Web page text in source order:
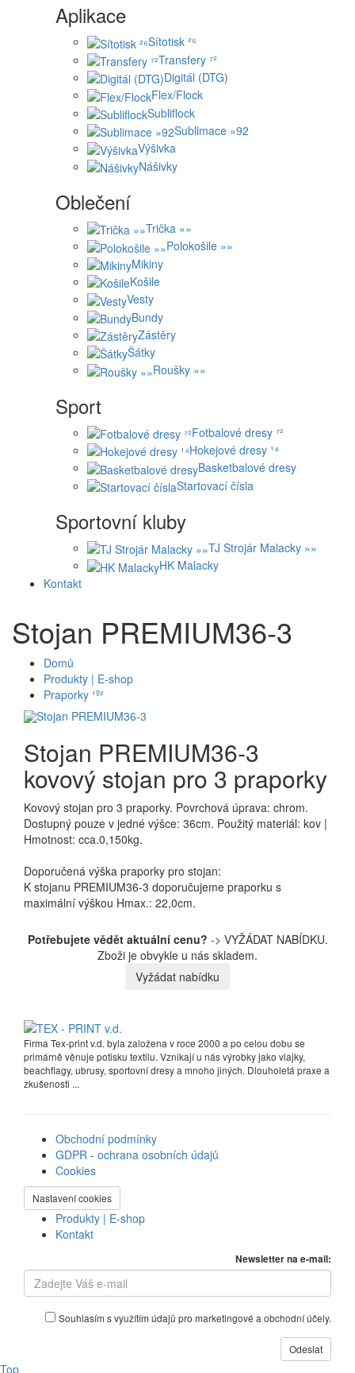
Aplikace
Sítotisk ²⁶
Transfery ⁷²
Digitál (DTG)
Flex/Flock
Subliflock
Sublimace »92
Výšivka
Nášivky
Oblečení
Trička »»
Polokošile »»
Mikiny
Košile
Vesty
Bundy
Zástěry
Šátky
Roušky »»
Sport
Fotbalové dresy ⁷²
Hokejové dresy ¹⁴
Basketbalové dresy
Startovací čísla
Sportovní kluby
TJ Strojár Malacky »»
HK Malacky
Kontakt
Stojan PREMIUM36-3
Domů
Produkty | E-shop
Praporky ¹º²
Stojan PREMIUM36-3
kovový stojan pro 3 praporky
Kovový stojan pro 3 praporky. Povrchová úprava: chrom.
Dostupný pouze v jedné výšce: 36cm. Použitý materiál: kov |
Hmotnost: cca.0,150kg.
Doporučená výška praporky pro stojan:
K stojanu PREMIUM36-3 doporučujeme praporku s
maximální výškou Hmax.: 22,0cm.
Potřebujete vědět aktuální cenu? -> VYŽÁDAT NABÍDKU.
Zboži je obvykle u nás skladem.
Vyžádat nabídku
Firma Tex-print v.d. byla založena v roce 2000 a po celou dobu se
primárně věnuje potisku textilu. Vznikají u nás výrobky jako vlajky,
beachflagy, ubrusy, sportovní dresy a mnoho jiných. Dlouholetá praxe a
zkušenosti ...
Obchodní podmínky
GDPR - ochrana osobních údajů
Cookies
Nastavení cookies
Produkty | E-shop
Kontakt
Newsletter na e-mail:
Souhlasím s využítím údajů pro marketingové a obchodní účely.
Top